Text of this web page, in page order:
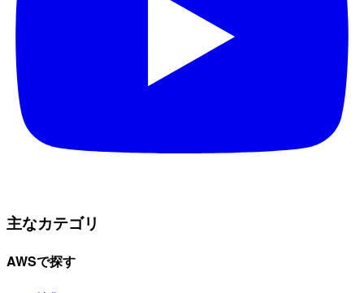
主なカテゴリ
AWSで探す